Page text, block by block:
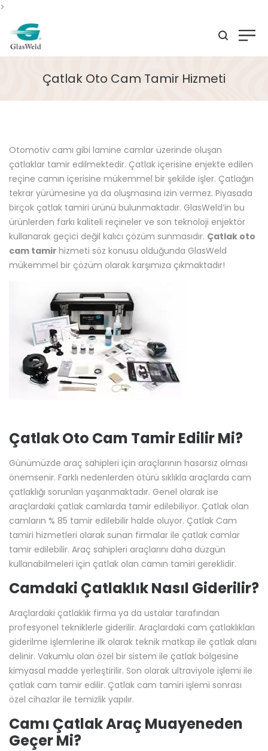
>
Çatlak Oto Cam Tamir Hizmeti
Otomotiv camı gibi lamine camlar üzerinde oluşan
çatlaklar tamir edilmektedir. Çatlak içerisine enjekte edilen
reçine camın içerisine mükemmel bir şekilde işler. Çatlağın
tekrar yürümesine ya da oluşmasına izin vermez. Piyasada
birçok çatlak tamiri ürünü bulunmaktadır. GlasWeld’in bu
ürünlerden farkı kaliteli reçineler ve son teknoloji enjektör
kullanarak geçici değil kalıcı çözüm sunmasıdır. Çatlak oto
cam tamir hizmeti söz konusu olduğunda GlasWeld
mükemmel bir çözüm olarak karşımıza çıkmaktadır!
Çatlak Oto Cam Tamir Edilir Mi?
Günümüzde araç sahipleri için araçlarının hasarsız olması
önemsenir. Farklı nedenlerden ötürü sıklıkla araçlarda cam
çatlaklığı sorunları yaşanmaktadır. Genel olarak ise
araçlardaki çatlak camlarda tamir edilebiliyor. Çatlak olan
camların % 85 tamir edilebilir halde oluyor. Çatlak Cam
tamiri hizmetleri olarak sunan firmalar ile çatlak camlar
tamir edilebilir. Araç sahipleri araçlarını daha düzgün
kullanabilmeleri için çatlak olan camın tamiri gereklidir.
Camdaki Çatlaklık Nasıl Giderilir?
Araçlardaki çatlaklık firma ya da ustalar tarafından
profesyonel tekniklerle giderilir. Araçlardaki cam çatlaklıkları
giderilme işlemlerine ilk olarak teknik matkap ile çatlak alanı
delinir. Vakumlu olan özel bir sistem ile çatlak bölgesine
kimyasal madde yerleştirilir. Son olarak ultraviyole işlemi ile
çatlak cam tamir edilir. Çatlak cam tamiri işlemi sonrası
özel cihazlar ile temizlik yapılır.
Camı Çatlak Araç Muayeneden
Geçer Mi?